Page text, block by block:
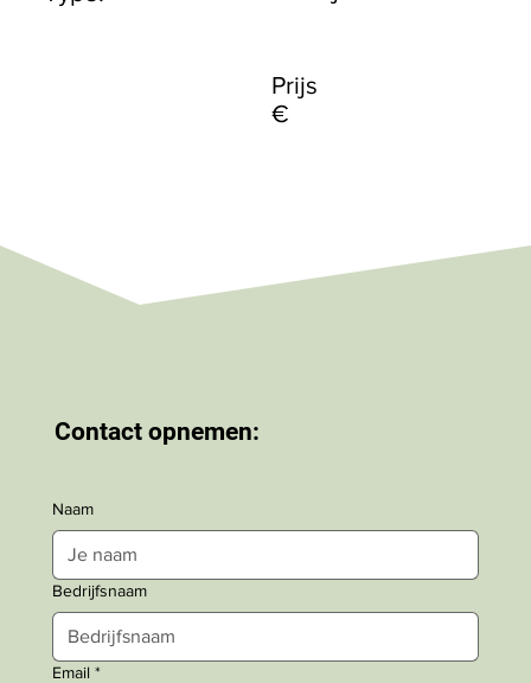
Prijs
€
Contact opnemen:
Naam
Bedrijfsnaam
Email *